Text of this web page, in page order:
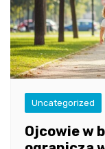
Uncategorized
Ojcowie w